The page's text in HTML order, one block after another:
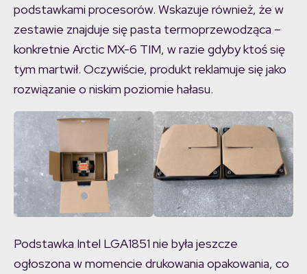
podstawkami procesorów. Wskazuje również, że w
zestawie znajduje się pasta termoprzewodząca –
konkretnie Arctic MX-6 TIM, w razie gdyby ktoś się
tym martwił. Oczywiście, produkt reklamuje się jako
rozwiązanie o niskim poziomie hałasu.
Podstawka Intel LGA1851 nie była jeszcze
ogłoszona w momencie drukowania opakowania, co